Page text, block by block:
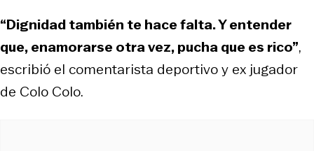
“Dignidad también te hace falta. Y entender
que, enamorarse otra vez, pucha que es rico”,
escribió el comentarista deportivo y ex jugador
de Colo Colo.